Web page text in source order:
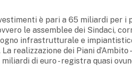
è pari a 65 miliardi per i
le assemblee dei Sindaci,
infrastrutturale e
realizzazione dei Piani
miliardi di euro - registra quasi